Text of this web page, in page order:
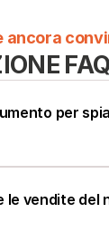
ancora
FAQ
per
le vendite del